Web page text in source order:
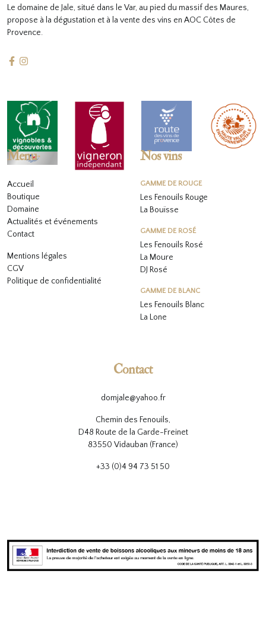
Le domaine de Jale, situé dans le Var, au pied du massif des Maures,
propose à la dégustation et à la vente des vins en AOC Côtes de
Provence.
Menu
Accueil
Boutique
Domaine
Actualités et événements
Contact
Mentions légales
CGV
Politique de confidentialité
Nos vins
GAMME DE ROUGE
Les Fenouils Rouge
La Bouïsse
GAMME DE ROSÉ
Les Fenouils Rosé
La Moure
DJ Rosé
GAMME DE BLANC
Les Fenouils Blanc
La Lone
Contact
domjale@yahoo.fr
Chemin des Fenouils,
D48 Route de la Garde-Freinet
83550 Vidauban (France)
+33 (0)4 94 73 51 50